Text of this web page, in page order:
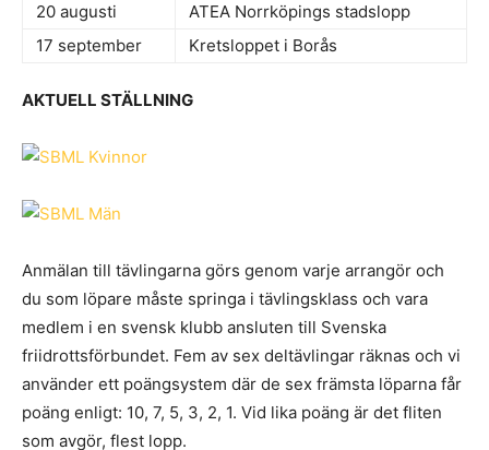
20 augusti
ATEA Norrköpings stadslopp
17 september
Kretsloppet i Borås
AKTUELL STÄLLNING
Anmälan till tävlingarna görs genom varje arrangör och
du som löpare måste springa i tävlingsklass och vara
medlem i en svensk klubb ansluten till Svenska
friidrottsförbundet. Fem av sex deltävlingar räknas och vi
använder ett poängsystem där de sex främsta löparna får
poäng enligt: 10, 7, 5, 3, 2, 1. Vid lika poäng är det fliten
som avgör, flest lopp.